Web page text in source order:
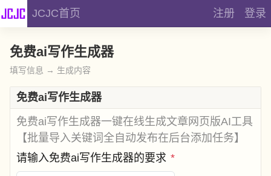
JCJC首页 注册 登录
免费ai写作生成器
填写信息 → 生成内容
免费ai写作生成器
免费ai写作生成器一键在线生成文章网页版AI工具
【批量导入关键词全自动发布在后台添加任务】
请输入免费ai写作生成器的要求 *